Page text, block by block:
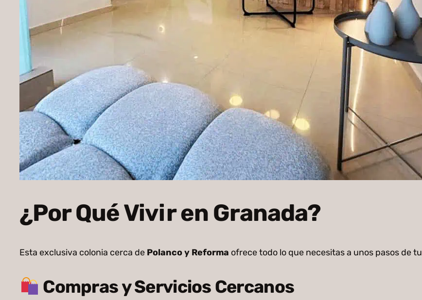
¿Por Qué Vivir en Granada?
Esta exclusiva colonia cerca de Polanco y Reforma ofrece todo lo que necesitas a unos pasos de tu
Compras y Servicios Cercanos